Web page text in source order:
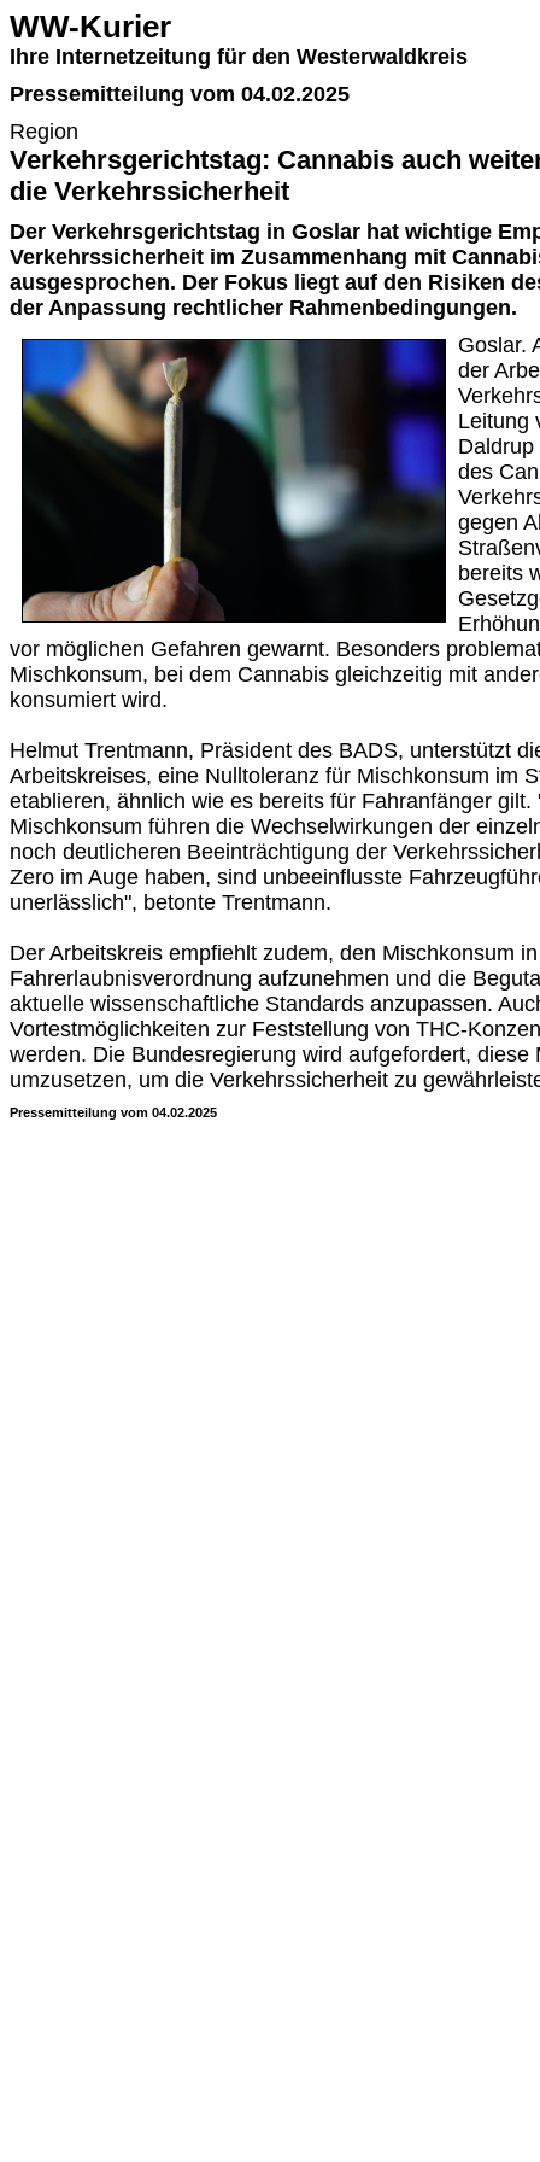
WW-Kurier
Ihre Internetzeitung für den Westerwaldkreis
Pressemitteilung vom 04.02.2025
Region
Verkehrsgerichtstag: Cannabis auch
die Verkehrssicherheit
Der Verkehrsgerichtstag in Goslar hat wichtige
Verkehrssicherheit im Zusammenhang mit
ausgesprochen. Der Fokus liegt auf den Risiken
der Anpassung rechtlicher Rahmenbedingungen.
Goslar.
der
Leitung
des
gegen
bereits
vor möglichen Gefahren gewarnt. Besonders
Mischkonsum, bei dem Cannabis gleichzeitig mit
konsumiert wird.
Helmut Trentmann, Präsident des BADS, unterstützt
Arbeitskreises, eine Nulltoleranz für Mischkonsum im
etablieren, ähnlich wie es bereits für Fahranfänger gilt.
Mischkonsum führen die Wechselwirkungen der
noch deutlicheren Beeinträchtigung der
Zero im Auge haben, sind unbeeinflusste
unerlässlich", betonte Trentmann.
Der Arbeitskreis empfiehlt zudem, den Mischkonsum
Fahrerlaubnisverordnung aufzunehmen und die
aktuelle wissenschaftliche Standards anzupassen.
Vortestmöglichkeiten zur Feststellung von THC-
werden. Die Bundesregierung wird aufgefordert, diese
umzusetzen, um die Verkehrssicherheit zu
Pressemitteilung vom 04.02.2025